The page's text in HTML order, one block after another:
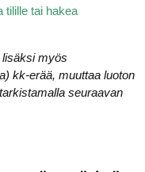
tilille tai hakea
lisäksi myös
kk-erää, muuttaa luoton
seuraavan